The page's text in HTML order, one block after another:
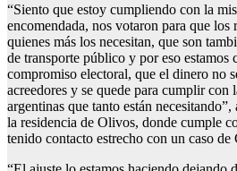
“Siento que estoy cumpliendo con la
encomendada, nos votaron para que los
quienes más los necesitan, que son
de transporte público y por eso estamos
compromiso electoral, que el dinero no
acreedores y se quede para cumplir con
argentinas que tanto están
la residencia de Olivos, donde cumple
tenido contacto estrecho con un caso